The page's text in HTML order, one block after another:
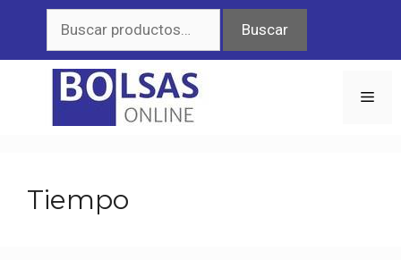
contenido
por:
Buscar
Tiempo